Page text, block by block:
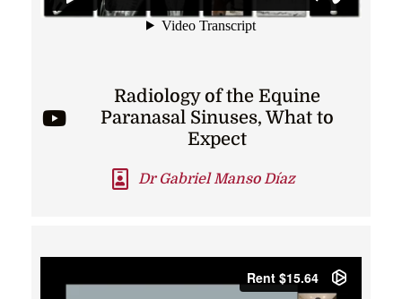
Radiology of the Equine
Paranasal Sinuses, What to
Expect
Dr Gabriel Manso Díaz